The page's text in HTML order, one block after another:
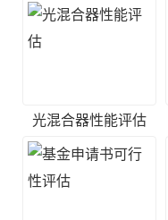
光混合器性能评估